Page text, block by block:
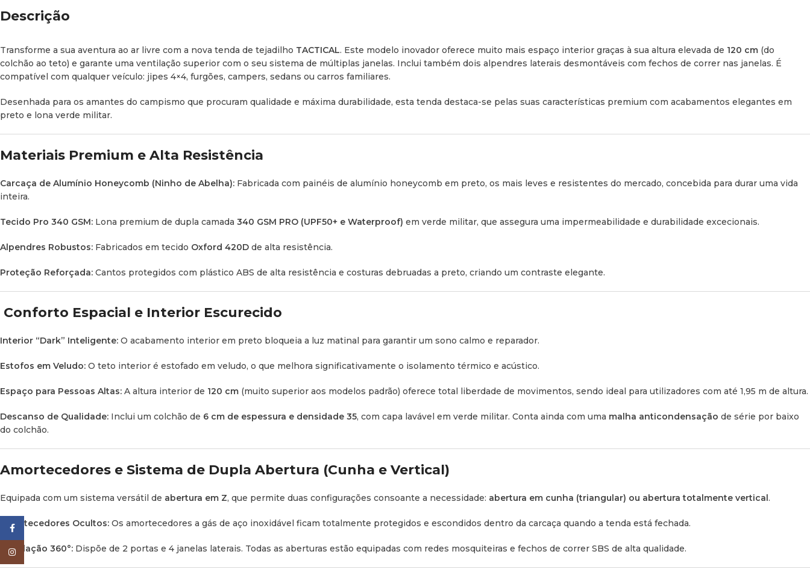
Amortecedores e Sistema de Dupla Abertura (Cunha e
Vertical)
Equipada com um sistema versátil de abertura em Z
, que permite duas configurações
consoante a necessidade:
abertura em cunha (triangular) ou abertura totalmente
Ventilação 360°:Dispõe de 2 portas e 4 janelas laterais. Todas as aberturas estão
Escada V2 de Alumínio: Escada telescópica com abertura máxima de
capacidade até 150 kg. É totalmente desmontável para maior comodidade quando já se
encontra no interior da tenda.
Segurança Avançada
ancoragem da tenda às barras de tejadilho com total segurança.
veículo estacionado com total tranquilidade.
Especificações Técnicas e Dimensões
Medidas Exteriores (Incluindo amortecedores, dobradiças, etc.):
Aberta apenas em cunha:220 x 135 x 130 cm
Descrição
Transforme a sua aventura ao ar livre com a nova tenda de tejadilho TACTICAL. Este modelo inovador oferece muito mais espaço interior graças à sua altura elevada de 120 cm (do
colchão ao teto) e garante uma ventilação superior com o seu sistema de múltiplas janelas. Inclui também dois alpendres laterais desmontáveis com fechos de correr nas janelas. É
compatível com qualquer veículo: jipes 4×4, furgões, campers, sedans ou carros familiares.
Desenhada para os amantes do campismo que procuram qualidade e máxima durabilidade, esta tenda destaca-se pelas suas características premium com acabamentos elegantes em
preto e lona verde militar.
Materiais Premium e Alta Resistência
Carcaça de Alumínio Honeycomb (Ninho de Abelha): Fabricada com painéis de alumínio honeycomb em preto, os mais leves e resistentes do mercado, concebida para durar uma vida
inteira.
Tecido Pro 340 GSM: Lona premium de dupla camada 340 GSM PRO (UPF50+ e Waterproof) em verde militar, que assegura uma impermeabilidade e durabilidade excecionais.
Alpendres Robustos: Fabricados em tecido Oxford 420D de alta resistência.
Proteção Reforçada: Cantos protegidos com plástico ABS de alta resistência e costuras debruadas a preto, criando um contraste elegante.
Conforto Espacial e Interior Escurecido
Interior “Dark” Inteligente: O acabamento interior em preto bloqueia a luz matinal para garantir um sono calmo e reparador.
Estofos em Veludo: O teto interior é estofado em veludo, o que melhora significativamente o isolamento térmico e acústico.
Espaço para Pessoas Altas: A altura interior de 120 cm (muito superior aos modelos padrão) oferece total liberdade de movimentos, sendo ideal para utilizadores com até 1,95 m de altura.
Descanso de Qualidade: Inclui um colchão de 6 cm de espessura e densidade 35, com capa lavável em verde militar. Conta ainda com uma malha anticondensação de série por baixo
do colchão.
Amortecedores e Sistema de Dupla Abertura (Cunha e Vertical)
Equipada com um sistema versátil de abertura em Z, que permite duas configurações consoante a necessidade: abertura em cunha (triangular) ou abertura totalmente vertical.
Amortecedores Ocultos: Os amortecedores a gás de aço inoxidável ficam totalmente protegidos e escondidos dentro da carcaça quando a tenda está fechada.
Ventilação 360°: Dispõe de 2 portas e 4 janelas laterais. Todas as aberturas estão equipadas com redes mosquiteiras e fechos de correr SBS de alta qualidade.
Facebook
Instagram